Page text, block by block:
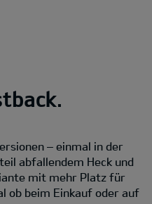
– einmal in der
abfallendem Heck und
mit mehr Platz für
ob beim Einkauf oder auf